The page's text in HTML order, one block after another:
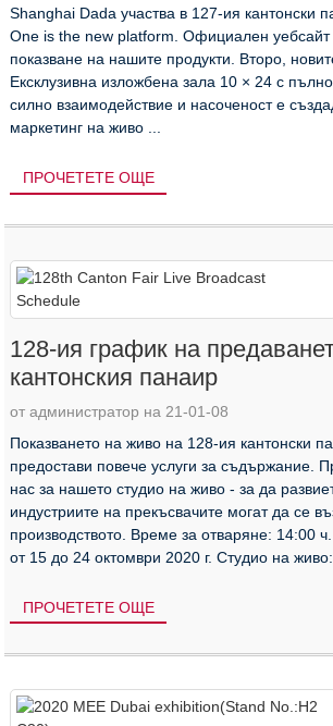
Shanghai Dada участва в 127-ия кантонски
One is the new platform. Официален уебсайт
показване на нашите продукти. Второ,
Ексклузивна изложбена зала 10 × 24 с пълно
силно взаимодействие и насоченост е
маркетинг на живо ...
ПРОЧЕТЕТЕ ОЩЕ
128-ия график на
кантонския панаир
от администратор на 21-01-08
Показването на живо на 128-ия кантонски
предостави повече услуги за съдържание.
нас за нашето студио на живо - за да
индустриите на прекъсвачите могат да се
производството. Време за отваряне: 14:00
от 15 до 24 октомври 2020 г. Студио на
ПРОЧЕТЕТЕ ОЩЕ